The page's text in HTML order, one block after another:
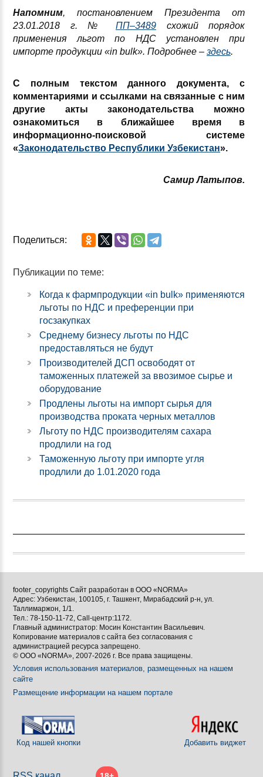
Напомним, постановлением Президента от
23.01.2018 г. №ПП–3489 схожий порядок
применения льгот по НДС установлен при
импорте продукции «in bulk». Подробнее – здесь.
С полным текстом данного документа, с
комментариями и ссылками на связанные с ним
другие акты законодательства можно
ознакомиться в ближайшее время в
информационно-поисковой системе
«Законодательство Республики Узбекистан».
Самир Латыпов.
Поделиться:
Публикации по теме:
Когда к фармпродукции «in bulk» применяются
льготы по НДС и преференции при
госзакупках
Среднему бизнесу льготы по НДС
предоставляться не будут
Производителей ДСП освободят от
таможенных платежей за ввозимое сырье и
оборудование
Продлены льготы на импорт сырья для
производства проката черных металлов
Льготу по НДС производителям сахара
продлили на год
Таможенную льготу при импорте угля
продлили до 1.01.2020 года
footer_copyrights Сайт разработан в ООО «NORMA»
Адрес: Узбекистан, 100105, г. Ташкент, Мирабадский р-н, ул.
Таллимаржон, 1/1.
Тел.: 78-150-11-72, Call-центр:1172.
Главный администратор: Мосин Константин Васильевич.
Копирование материалов с сайта без согласования с
администрацией ресурса запрещено.
© ООО «NORMA», 2007-2026 г. Все права защищены.
Условия использования материалов, размещенных на нашем
сайте
Размещение информации на нашем портале
Код нашей кнопки Добавить виджет